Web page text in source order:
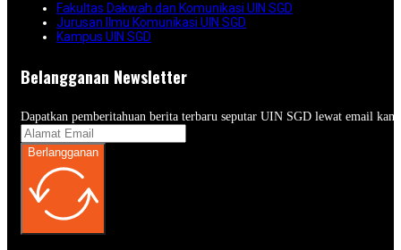
Fakultas Dakwah dan Komunikasi UIN SGD
Jurusan Ilmu Komunikasi UIN SGD
Kampus UIN SGD
Belangganan Newsletter
Dapatkan pemberitahuan berita terbaru seputar UIN SGD lewat email
Berlangganan